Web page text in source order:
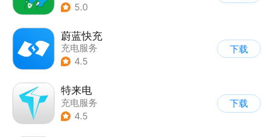
5.0
蔚蓝快充
充电服务
4.5
下载
特来电
充电服务
4.5
下载